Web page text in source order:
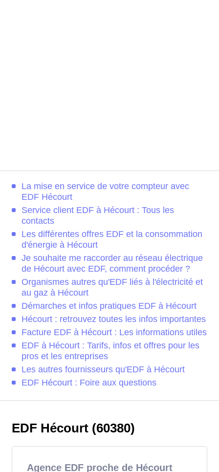
La mise en service de votre compteur avec
EDF Hécourt
Service client EDF à Hécourt : Tous les
contacts
Les différentes offres EDF et la consommation
d'énergie à Hécourt
Je souhaite me raccorder au réseau électrique
de Hécourt avec EDF, comment procéder ?
Organismes autres qu'EDF liés à l'électricité et
au gaz à Hécourt
Démarches et infos pratiques EDF à Hécourt
Hécourt : retrouvez toutes les infos importantes
Facture EDF à Hécourt : Les informations utiles
EDF à Hécourt : Tarifs, infos et offres pour les
pros et les entreprises
Les autres fournisseurs qu'EDF à Hécourt
EDF Hécourt : Foire aux questions
EDF Hécourt (60380)
Agence EDF proche de Hécourt